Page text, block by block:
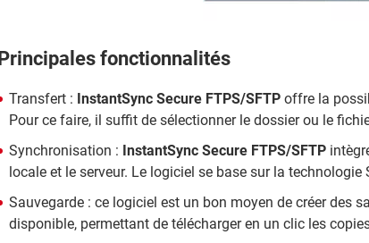
Principales fonctionnalités
Transfert : InstantSync Secure FTPS/SFTP offre la
Pour ce faire, il suffit de sélectionner le dossier ou le
Synchronisation : InstantSync Secure FTPS/SFTP
locale et le serveur. Le logiciel se base sur la
Sauvegarde : ce logiciel est un bon moyen de créer des
disponible, permettant de télécharger en un clic les